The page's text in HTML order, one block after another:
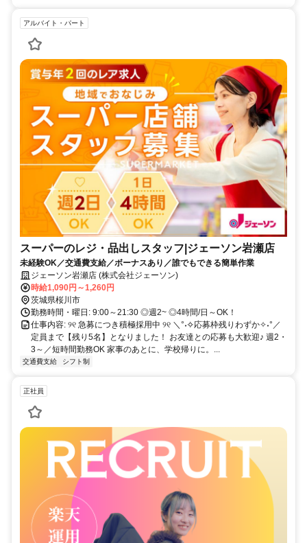
アルバイト・パート
スーパーのレジ・品出しスタッフ|ジェーソン岩瀬店
未経験OK／交通費支給／ボーナスあり／誰でもできる簡単作業
ジェーソン岩瀬店 (株式会社ジェーソン)
時給1,090円～1,260円
茨城県桜川市
勤務時間・曜日: 9:00～21:30 ◎週2~ ◎4時間/日～OK！
仕事内容: ୨୧ 急募につき積極採用中 ୨୧ ＼°˖✧応募枠残りわずか✧˖°／
定員まで【残り5名】となりました！ お友達との応募も大歓迎♪ 週2・
3～／短時間勤務OK 家事のあとに、学校帰りに。...
交通費支給 シフト制
正社員